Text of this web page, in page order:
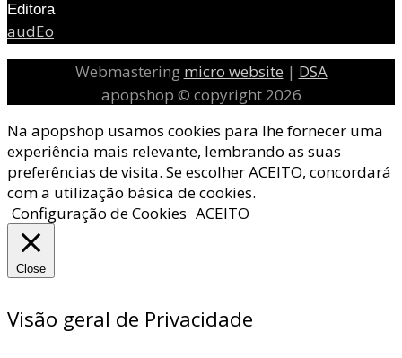
Editora
audEo
Webmastering micro website | DSA
apopshop © copyright 2026
Na apopshop usamos cookies para lhe fornecer uma
experiência mais relevante, lembrando as suas
preferências de visita. Se escolher ACEITO, concordará
com a utilização básica de cookies.
Configuração de Cookies ACEITO
Close
Visão geral de Privacidade